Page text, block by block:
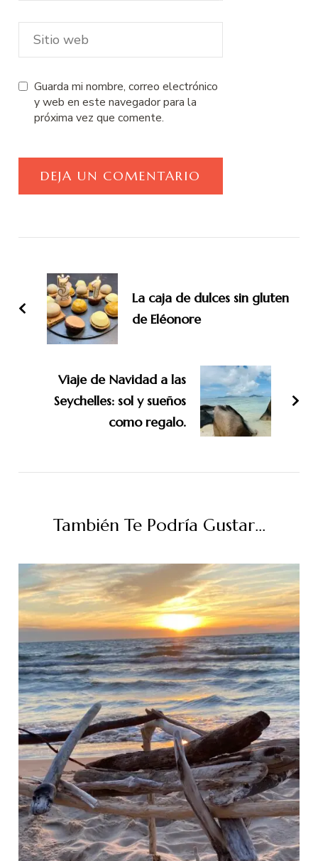
Guarda mi nombre, correo electrónico
y web en este navegador para la
próxima vez que comente.
de
entradas
La caja de dulces sin gluten
de Eléonore
Viaje de Navidad a las
Seychelles: sol y sueños
como regalo.
También Te Podría Gustar...